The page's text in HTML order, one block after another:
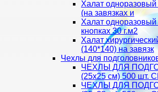
Халат одноразовый
(на завязках и
Халат одноразовый
кнопках 30 г.м2
Халат
(140*140) на завязк
Чехлы для
ЧЕХЛЫ ДЛЯ
(25х25 см) 500 шт.
ЧЕХЛЫ ДЛЯ